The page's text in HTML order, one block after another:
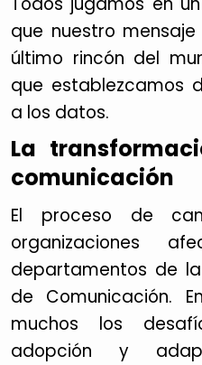
que nuestro
último rincón del
que establezcamos
a los datos.
La
comunicación
El proceso de
organizaciones
departamentos de
de Comunicación.
muchos los
adopción y